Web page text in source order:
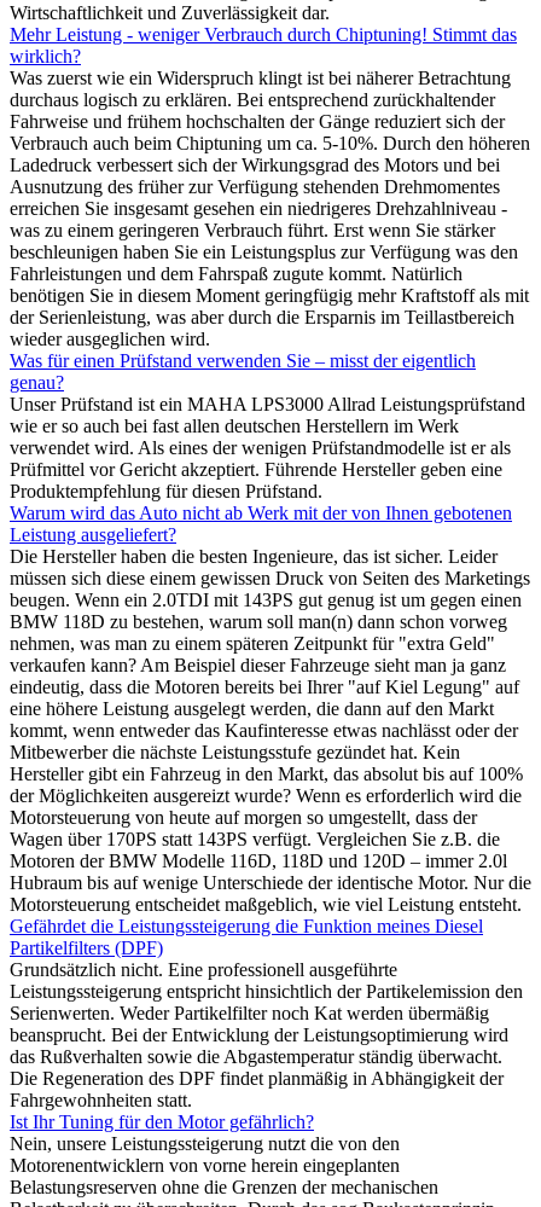
Wirtschaftlichkeit und Zuverlässigkeit dar.
Mehr Leistung - weniger Verbrauch durch Chiptuning! Stimmt das
wirklich?
Was zuerst wie ein Widerspruch klingt ist bei näherer Betrachtung
durchaus logisch zu erklären. Bei entsprechend zurückhaltender
Fahrweise und frühem hochschalten der Gänge reduziert sich der
Verbrauch auch beim Chiptuning um ca. 5-10%. Durch den höheren
Ladedruck verbessert sich der Wirkungsgrad des Motors und bei
Ausnutzung des früher zur Verfügung stehenden Drehmomentes
erreichen Sie insgesamt gesehen ein niedrigeres Drehzahlniveau -
was zu einem geringeren Verbrauch führt. Erst wenn Sie stärker
beschleunigen haben Sie ein Leistungsplus zur Verfügung was den
Fahrleistungen und dem Fahrspaß zugute kommt. Natürlich
benötigen Sie in diesem Moment geringfügig mehr Kraftstoff als mit
der Serienleistung, was aber durch die Ersparnis im Teillastbereich
wieder ausgeglichen wird.
Was für einen Prüfstand verwenden Sie – misst der eigentlich
genau?
Unser Prüfstand ist ein MAHA LPS3000 Allrad Leistungsprüfstand
wie er so auch bei fast allen deutschen Herstellern im Werk
verwendet wird. Als eines der wenigen Prüfstandmodelle ist er als
Prüfmittel vor Gericht akzeptiert. Führende Hersteller geben eine
Produktempfehlung für diesen Prüfstand.
Warum wird das Auto nicht ab Werk mit der von Ihnen gebotenen
Leistung ausgeliefert?
Die Hersteller haben die besten Ingenieure, das ist sicher. Leider
müssen sich diese einem gewissen Druck von Seiten des Marketings
beugen. Wenn ein 2.0TDI mit 143PS gut genug ist um gegen einen
BMW 118D zu bestehen, warum soll man(n) dann schon vorweg
nehmen, was man zu einem späteren Zeitpunkt für "extra Geld"
verkaufen kann? Am Beispiel dieser Fahrzeuge sieht man ja ganz
eindeutig, dass die Motoren bereits bei Ihrer "auf Kiel Legung" auf
eine höhere Leistung ausgelegt werden, die dann auf den Markt
kommt, wenn entweder das Kaufinteresse etwas nachlässt oder der
Mitbewerber die nächste Leistungsstufe gezündet hat. Kein
Hersteller gibt ein Fahrzeug in den Markt, das absolut bis auf 100%
der Möglichkeiten ausgereizt wurde? Wenn es erforderlich wird die
Motorsteuerung von heute auf morgen so umgestellt, dass der
Wagen über 170PS statt 143PS verfügt. Vergleichen Sie z.B. die
Motoren der BMW Modelle 116D, 118D und 120D – immer 2.0l
Hubraum bis auf wenige Unterschiede der identische Motor. Nur die
Motorsteuerung entscheidet maßgeblich, wie viel Leistung entsteht.
Gefährdet die Leistungssteigerung die Funktion meines Diesel
Partikelfilters (DPF)
Grundsätzlich nicht. Eine professionell ausgeführte
Leistungssteigerung entspricht hinsichtlich der Partikelemission den
Serienwerten. Weder Partikelfilter noch Kat werden übermäßig
beansprucht. Bei der Entwicklung der Leistungsoptimierung wird
das Rußverhalten sowie die Abgastemperatur ständig überwacht.
Die Regeneration des DPF findet planmäßig in Abhängigkeit der
Fahrgewohnheiten statt.
Ist Ihr Tuning für den Motor gefährlich?
Nein, unsere Leistungssteigerung nutzt die von den
Motorenentwicklern von vorne herein eingeplanten
Belastungsreserven ohne die Grenzen der mechanischen